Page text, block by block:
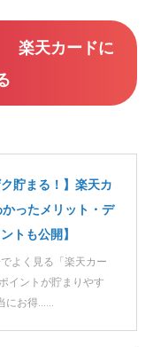
楽天カードに
貯まる！】楽天カ
ったメリット・デ
トも公開】
よく見る「楽天カー
イントが貯まりやす
にお得……